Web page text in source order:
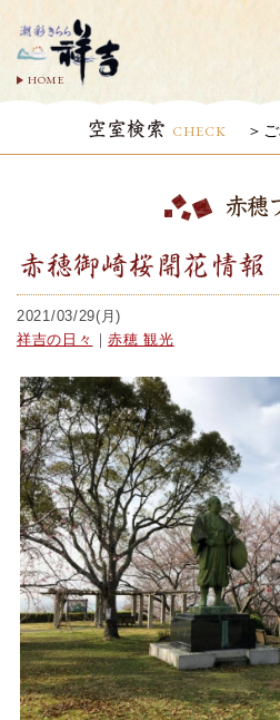
HOME
空室検索 CHECK
赤穂
赤穂御崎桜開花情報
2021/03/29(月)
祥吉の日々
｜赤穂 観光